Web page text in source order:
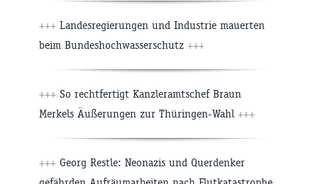
+++ Landesregierungen und Industrie mauerten
beim Bundeshochwasserschutz +++
+++ So rechtfertigt Kanzleramtschef Braun
Merkels Äußerungen zur Thüringen-Wahl +++
+++ Georg Restle: Neonazis und Querdenker